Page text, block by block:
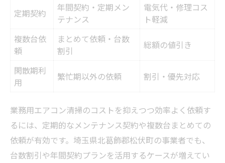
定期契約
年間契約・定期メン
テナンス
電気代・修理コス
ト軽減
複数台依
頼
まとめて依頼・台数
割引
総額の値引き
閑散期利
用
繁忙期以外の依頼 割引・優先対応
業務用エアコン清掃のコストを抑えつつ効率よく依頼す
るには、定期的なメンテナンス契約や複数台まとめての
依頼が有効です。埼玉県北葛飾郡松伏町の事業者でも、
台数割引や年間契約プランを活用するケースが増えてい